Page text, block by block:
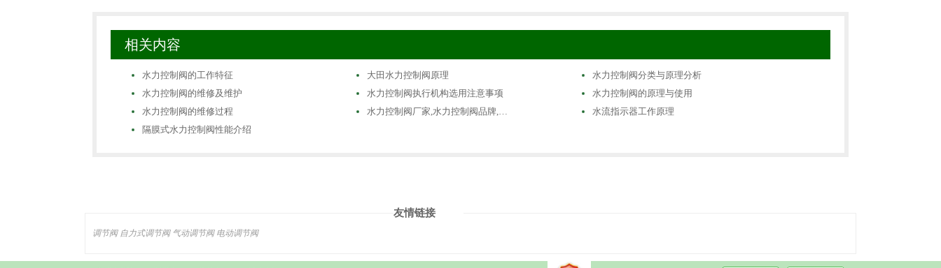
相关内容
水力控制阀的工作特征 大田水力控制阀原理
水力控制阀分类与原理分析
水力控制阀的维修及维护
水力控制阀执行机构选用注意事项
水力控制阀的原理与使用
水力控制阀的维修过程
水力控制阀厂家,水力控制阀品牌,…
水流指示器工作原理
隔膜式水力控制阀性能介绍
友情链接
调节阀 自力式调节阀 气动调节阀 电动调节阀